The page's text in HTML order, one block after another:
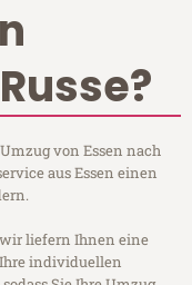
von Essen nach
aus Essen einen
liefern Ihnen eine
individuellen